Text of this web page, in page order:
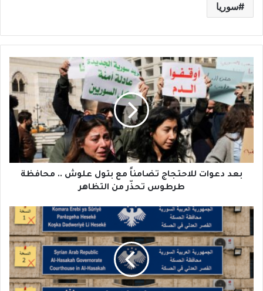
سوريا
ع
د
د
ع
و
ت
ل
ت
ا
ج
ت
ض
ا
بعد دعوات للاحتجاج تضامناً مع بتول علوش .. محافظة
طرطوس تحذّر من التظاهر
د
ج
ل
ا
ت